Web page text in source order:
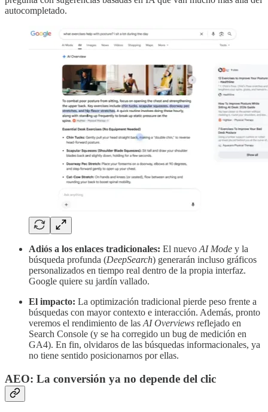
autocompletado.
Adiós a los enlaces tradicionales: El nuevo AI Mode y la
búsqueda profunda (DeepSearch) generarán incluso gráficos
personalizados en tiempo real dentro de la propia interfaz.
Google quiere su jardín vallado.
El impacto: La optimización tradicional pierde peso frente a
búsquedas con mayor contexto e interacción. Además, pronto
veremos el rendimiento de las AI Overviews reflejado en
Search Console (y se ha corregido un bug de medición en
GA4). En fin, olvidaros de las búsquedas informacionales, ya
no tiene sentido posicionarnos por ellas.
AEO: La conversión ya no depende del clic